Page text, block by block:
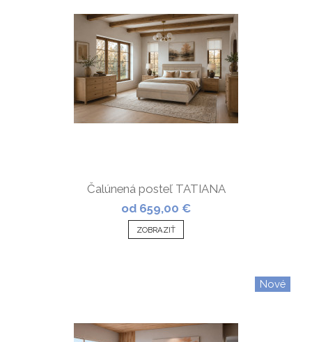
Čalúnená posteľ TATIANA
od 659,00 €
ZOBRAZIŤ
Nové